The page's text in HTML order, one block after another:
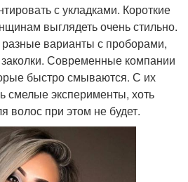
с укладками. Короткие
выглядеть очень стильно.
варианты с проборами,
Современные компании
быстро смываются. С их
эксперименты, хоть
волос при этом не будет.